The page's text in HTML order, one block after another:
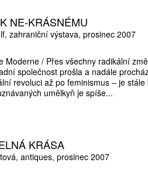
NE-KRÁSNÉMU
zahraniční výstava prosinec 2007
Moderne / Přes všechny radikální
společnost prošla a nadále
revoluci až po feminismus – je stále
umělkyň je spíše...
KRÁSA
antiques prosinec 2007